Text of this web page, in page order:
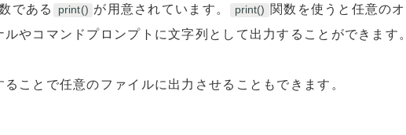
である print() が用意されています。 print() 関数を使うと任意のオ
やコマンドプロンプトに文字列として出力することができます。
ことで任意のファイルに出力させることもできます。